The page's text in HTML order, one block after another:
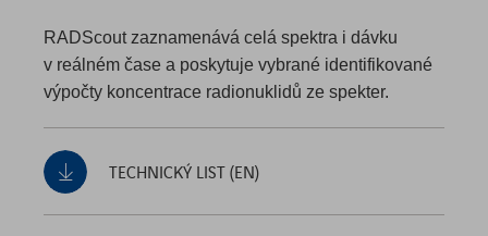
RADScout zaznamenává celá spektra i dávku
v reálném čase a poskytuje vybrané identifikované
výpočty koncentrace radionuklidů ze spekter.
TECHNICKÝ LIST (EN)